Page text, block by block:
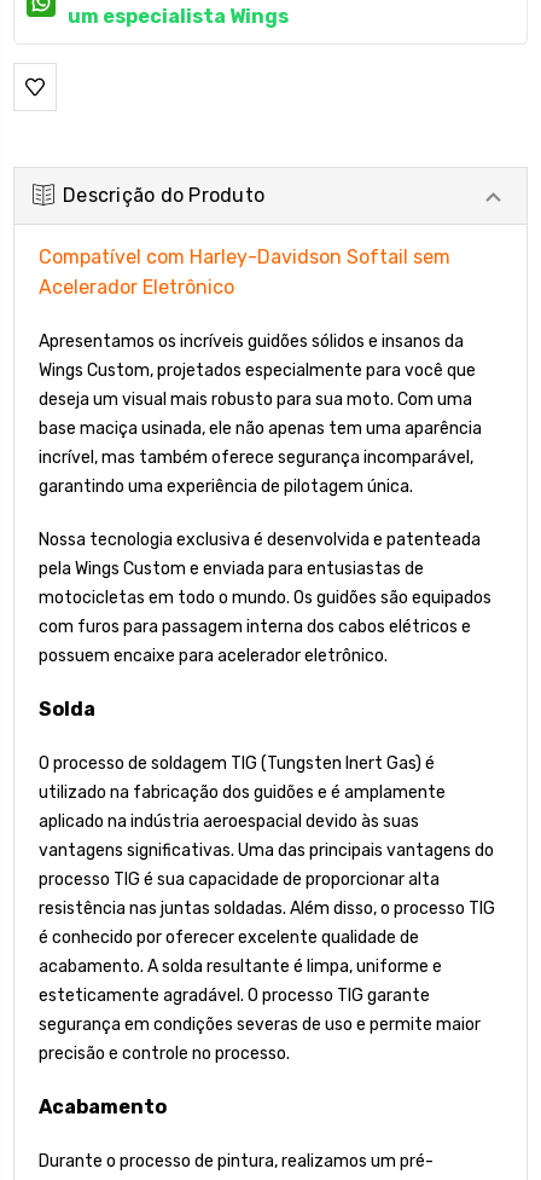
um especialista Wings
Descrição do Produto
Compatível com Harley-Davidson Softail sem
Acelerador Eletrônico
Apresentamos os incríveis guidões sólidos e insanos da
Wings Custom, projetados especialmente para você que
deseja um visual mais robusto para sua moto. Com uma
base maciça usinada, ele não apenas tem uma aparência
incrível, mas também oferece segurança incomparável,
garantindo uma experiência de pilotagem única.
Nossa tecnologia exclusiva é desenvolvida e patenteada
pela Wings Custom e enviada para entusiastas de
motocicletas em todo o mundo. Os guidões são equipados
com furos para passagem interna dos cabos elétricos e
possuem encaixe para acelerador eletrônico.
Solda
O processo de soldagem TIG (Tungsten Inert Gas) é
utilizado na fabricação dos guidões e é amplamente
aplicado na indústria aeroespacial devido às suas
vantagens significativas. Uma das principais vantagens do
processo TIG é sua capacidade de proporcionar alta
resistência nas juntas soldadas. Além disso, o processo TIG
é conhecido por oferecer excelente qualidade de
acabamento. A solda resultante é limpa, uniforme e
esteticamente agradável. O processo TIG garante
segurança em condições severas de uso e permite maior
precisão e controle no processo.
Acabamento
Durante o processo de pintura, realizamos um pré-